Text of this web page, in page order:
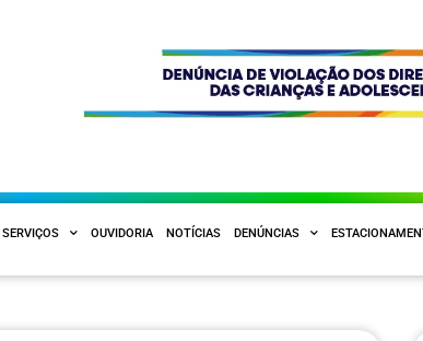
SERVIÇOS OUVIDORIA NOTÍCIAS DENÚNCIAS